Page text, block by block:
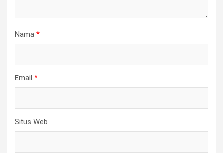
Nama *
Email *
Situs Web